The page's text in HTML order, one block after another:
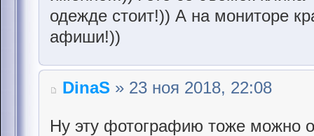
одежде стоит!)) А на мониторе
афиши!))
DinaS » 23 ноя 2018, 22:08
Ну эту фотографию тоже можно